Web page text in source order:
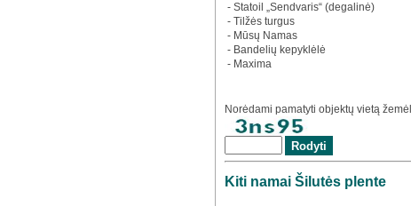
- Statoil „Sendvaris“ (degalinė)
- Tilžės turgus
- Mūsų Namas
- Bandelių kepyklėlė
- Maxima
Norėdami pamatyti objektų vietą
Kiti namai Šilutės plente